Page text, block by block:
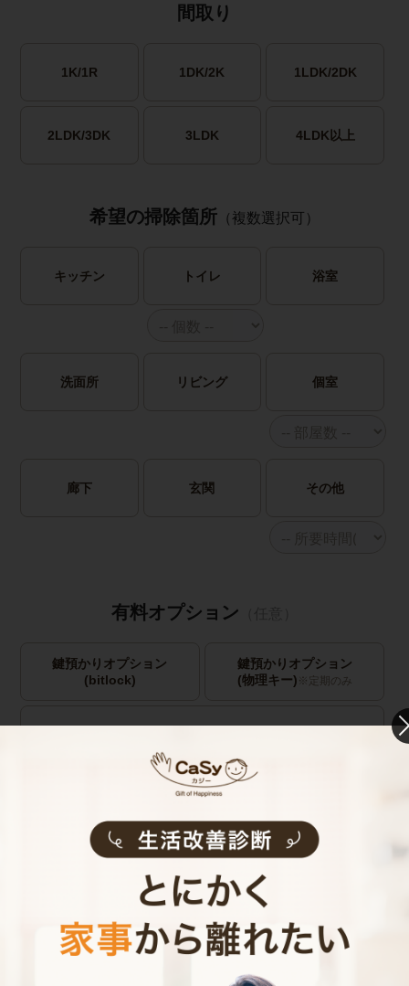
間取り
1K/1R 1DK/2K 1LDK/2DK
2LDK/3DK 3LDK 4LDK以上
希望の掃除箇所 （複数選択可）
キッチン トイレ 浴室
洗面所 リビング 個室
廊下 玄関 その他
有料オプション
鍵預かりオプション
(bitlock)
鍵預かりオプション
(物理キー) ※定期のみ
お見積り内容